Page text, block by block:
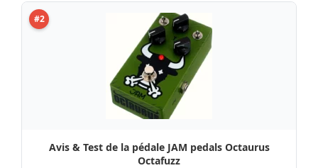
#2
Avis & Test de la pédale JAM pedals Octaurus
Octafuzz